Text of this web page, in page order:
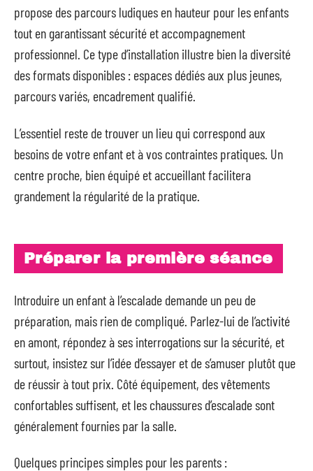
propose des parcours ludiques en hauteur pour les enfants
tout en garantissant sécurité et accompagnement
professionnel. Ce type d’installation illustre bien la diversité
des formats disponibles : espaces dédiés aux plus jeunes,
parcours variés, encadrement qualifié.
L’essentiel reste de trouver un lieu qui correspond aux
besoins de votre enfant et à vos contraintes pratiques. Un
centre proche, bien équipé et accueillant facilitera
grandement la régularité de la pratique.
Préparer la première séance
Introduire un enfant à l’escalade demande un peu de
préparation, mais rien de compliqué. Parlez-lui de l’activité
en amont, répondez à ses interrogations sur la sécurité, et
surtout, insistez sur l’idée d’essayer et de s’amuser plutôt que
de réussir à tout prix. Côté équipement, des vêtements
confortables suffisent, et les chaussures d’escalade sont
généralement fournies par la salle.
Quelques principes simples pour les parents :